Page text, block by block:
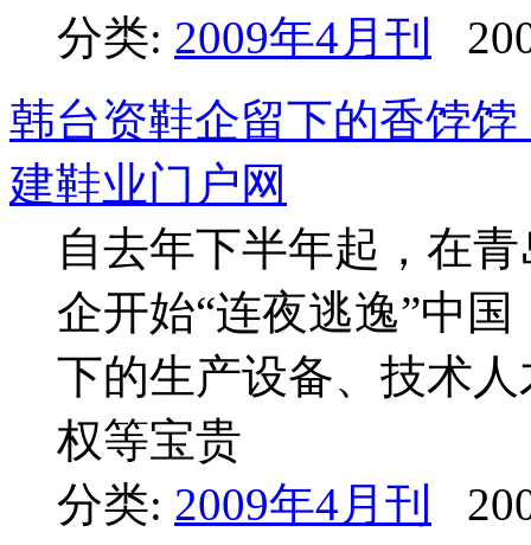
分类: 2009年4月刊
韩台资鞋企留下的香饽
建鞋业门户网
自去年下半年起，在
企开始“连夜逃逸”中
下的生产设备、技术
权等宝贵
分类: 2009年4月刊